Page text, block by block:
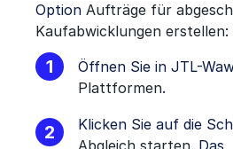
Option Aufträge für
Kaufabwicklungen erstellen:
Öffnen Sie in JTL-
Plattformen.
Klicken Sie auf die